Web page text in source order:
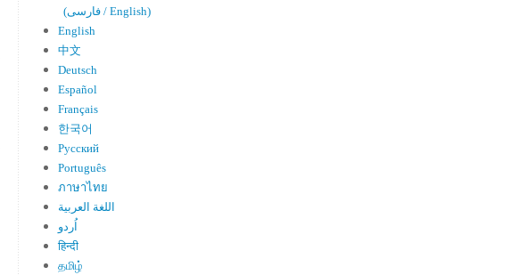
(فارسی / English)
English
中文
Deutsch
Español
Français
한국어
Русский
Português
ภาษาไทย
اللغة العربية
اُردو
हिन्दी
தமிழ்